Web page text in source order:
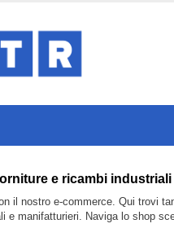
e ricambi
il nostro e-commerce. Qui trovi
e manifatturieri. Naviga lo shop